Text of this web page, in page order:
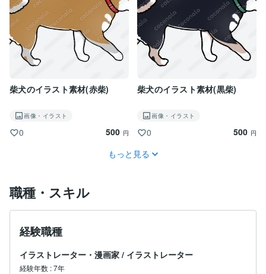
柴犬のイラスト素材(赤柴)
画像・イラスト
0 500 円
柴犬のイラスト素材(黒柴)
画像・イラスト
0 500 円
もっと見る
職種・スキル
経験職種
イラストレーター・漫画家 / イラストレーター
経験年数 :7年